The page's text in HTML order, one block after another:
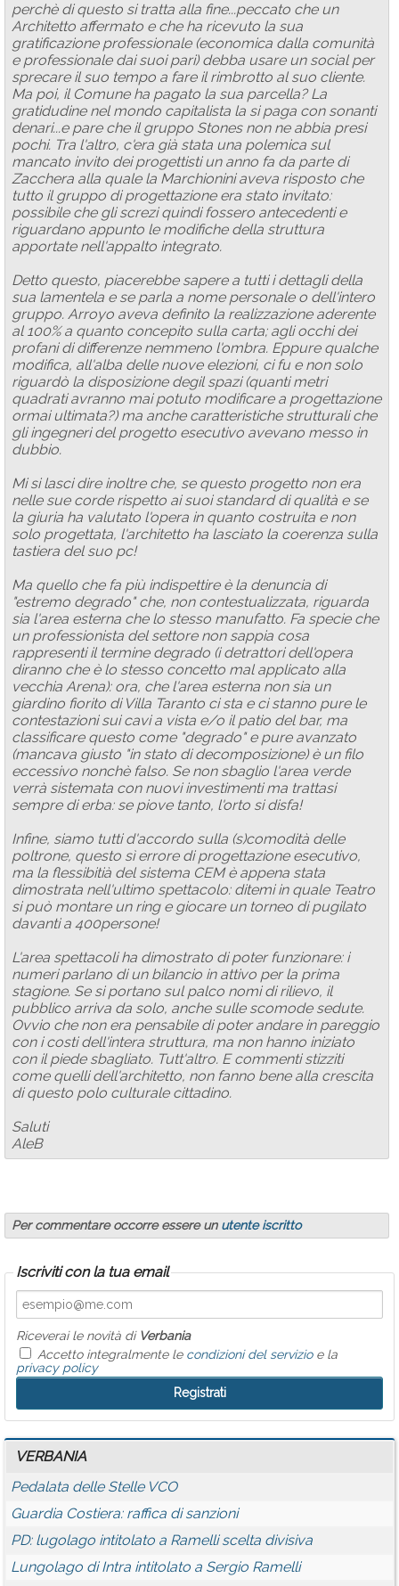
perchè di questo si tratta alla fine...peccato che un
Architetto affermato e che ha ricevuto la sua
gratificazione professionale (economica dalla comunità
e professionale dai suoi pari) debba usare un social per
sprecare il suo tempo a fare il rimbrotto al suo cliente.
Ma poi, il Comune ha pagato la sua parcella? La
gratidudine nel mondo capitalista la si paga con sonanti
denari...e pare che il gruppo Stones non ne abbia presi
pochi. Tra l'altro, c'era già stata una polemica sul
mancato invito dei progettisti un anno fa da parte di
Zacchera alla quale la Marchionini aveva risposto che
tutto il gruppo di progettazione era stato invitato:
possibile che gli screzi quindi fossero antecedenti e
riguardano appunto le modifiche della struttura
apportate nell'appalto integrato.
Detto questo, piacerebbe sapere a tutti i dettagli della
sua lamentela e se parla a nome personale o dell'intero
gruppo. Arroyo aveva definito la realizzazione aderente
al 100% a quanto concepito sulla carta; agli occhi dei
profani di differenze nemmeno l'ombra. Eppure qualche
modifica, all'alba delle nuove elezioni, ci fu e non solo
riguardò la disposizione degil spazi (quanti metri
quadrati avranno mai potuto modificare a progettazione
ormai ultimata?) ma anche caratteristiche strutturali che
gli ingegneri del progetto esecutivo avevano messo in
dubbio.
Mi si lasci dire inoltre che, se questo progetto non era
nelle sue corde rispetto ai suoi standard di qualità e se
la giuria ha valutato l'opera in quanto costruita e non
solo progettata, l'architetto ha lasciato la coerenza sulla
tastiera del suo pc!
Ma quello che fa più indispettire è la denuncia di
"estremo degrado" che, non contestualizzata, riguarda
sia l'area esterna che lo stesso manufatto. Fa specie che
un professionista del settore non sappia cosa
rappresenti il termine degrado (i detrattori dell'opera
diranno che è lo stesso concetto mal applicato alla
vecchia Arena): ora, che l'area esterna non sia un
giardino fiorito di Villa Taranto ci sta e ci stanno pure le
contestazioni sui cavi a vista e/o il patio del bar, ma
classificare questo come "degrado" e pure avanzato
(mancava giusto "in stato di decomposizione) è un filo
eccessivo nonchè falso. Se non sbaglio l'area verde
verrà sistemata con nuovi investimenti ma trattasi
sempre di erba: se piove tanto, l'orto si disfa!
Infine, siamo tutti d'accordo sulla (s)comodità delle
poltrone, questo sì errore di progettazione esecutivo,
ma la flessibitià del sistema CEM è appena stata
dimostrata nell'ultimo spettacolo: ditemi in quale Teatro
si può montare un ring e giocare un torneo di pugilato
davanti a 400persone!
L'area spettacoli ha dimostrato di poter funzionare: i
numeri parlano di un bilancio in attivo per la prima
stagione. Se si portano sul palco nomi di rilievo, il
pubblico arriva da solo, anche sulle scomode sedute.
Ovvio che non era pensabile di poter andare in pareggio
con i costi dell'intera struttura, ma non hanno iniziato
con il piede sbagliato. Tutt'altro. E commenti stizziti
come quelli dell'architetto, non fanno bene alla crescita
di questo polo culturale cittadino.
Saluti
AleB
Per commentare occorre essere un utente iscritto
Iscriviti con la tua email
Riceverai le novità di Verbania
Accetto integralmente le condizioni del servizioe la
privacy policy
VERBANIA
Pedalata delle Stelle VCO
Guardia Costiera: raffica di sanzioni
PD: lugolago intitolato a Ramelli scelta divisiva
Lungolago di Intra intitolato a Sergio Ramelli